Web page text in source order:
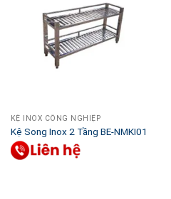
KỆ INOX CÔNG NGHIỆP
Kệ Song Inox 2 Tầng BE-NMKI01